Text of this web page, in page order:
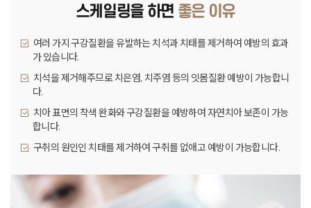
스케일링을 하면 좋은 이유
여러 가지 구강질환을 유발하는 치석과 치태를 제거하여 예방의 효과
가 있습니다.
치석을 제거해주므로 치은염, 치주염 등의 잇몸질환 예방이 가능합니
다.
치아 표면의 착색 완화와 구강질환을 예방하여 자연치아 보존이 가능
합니다.
구취의 원인인 치태를 제거하여 구취를 없애고 예방이 가능합니다.